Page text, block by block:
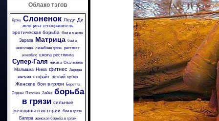
Облако тэгов
Крэш Слоненок Леди Ди
женщина телохранитель
эротическая борьба бои в масле
Зараза Матрица бои в
шоколаде лечебная грязь рестлинг
wrestling школа рестлинга
Супер-Галя никита Скальпель
Малышка Ника фитнес Аврора
жасмин кэтфайт летний кубок
Женские бои в грязи
Беретта
Энджи
Пяточка Зайка борьба
в грязи сильные
женщины в истории бои в грязи
Багира женская борьба в грязи